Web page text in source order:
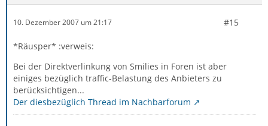
10. Dezember 2007 um 21:17 #15
*Räusper* :verweis:
Bei der Direktverlinkung von Smilies in Foren ist aber
einiges bezüglich traffic-Belastung des Anbieters zu
berücksichtigen...
Der diesbezüglich Thread im Nachbarforum